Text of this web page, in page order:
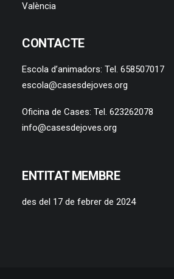
València
CONTACTE
Escola d’animadors: Tel. 658507017
escola@casesdejoves.org
Oficina de Cases: Tel. 623262078
info@casesdejoves.org
ENTITAT MEMBRE
des del 17 de febrer de 2024